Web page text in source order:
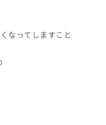
なってしますこと